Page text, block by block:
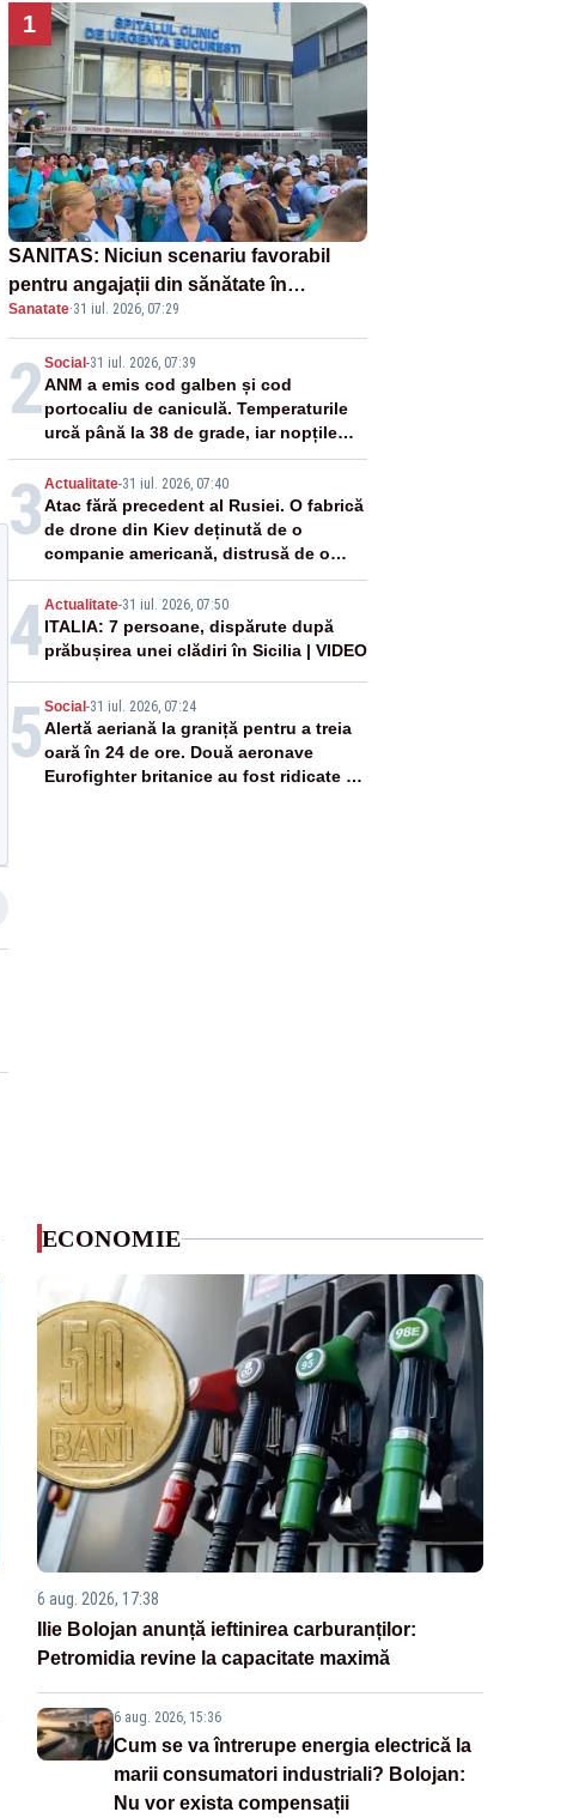
1
SANITAS: Niciun scenariu favorabil
pentru angajații din sănătate în
proiectul Legii salarizării
Sanatate·31 iul. 2026, 07:29
2Social -31 iul. 2026, 07:39
ANM a emis cod galben și cod
portocaliu de caniculă. Temperaturile
urcă până la 38 de grade, iar nopțile
devin tropicale
3 Actualitate-31 iul. 2026, 07:40
Atac fără precedent al Rusiei. O fabrică
de drone din Kiev deținută de o
companie americană, distrusă de o
rachetă rusească
4Actualitate-31 iul. 2026, 07:50
ITALIA: 7 persoane, dispărute după
prăbușirea unei clădiri în Sicilia | VIDEO
5 Social -31 iul. 2026, 07:24
Alertă aeriană la graniță pentru a treia
oară în 24 de ore. Două aeronave
Eurofighter britanice au fost ridicate de
ECONOMIE
6 aug. 2026, 17:38
Ilie Bolojan anunță ieftinirea carburanților:
Petromidia revine la capacitate maximă
6 aug. 2026, 15:36
Cum se va întrerupe energia electrică la
marii consumatori industriali? Bolojan:
Nu vor exista compensații